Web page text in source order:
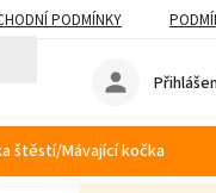
PODMÍNKY
štěstí/Mávající kočka